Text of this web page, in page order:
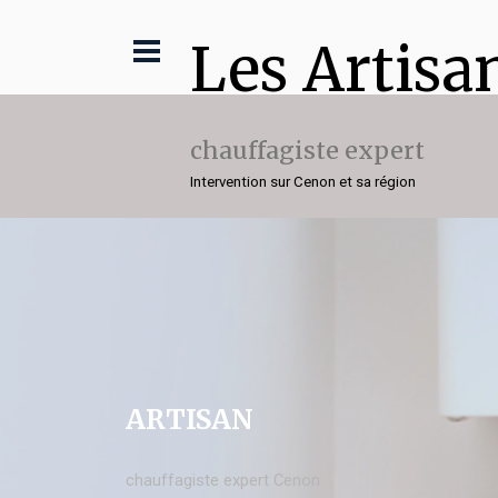
Les
chauffagiste expert
Intervention sur Cenon et sa région
ARTISAN
chauffagiste expert Cenon